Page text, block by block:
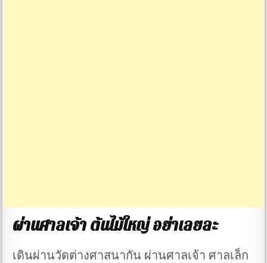
ผ่านศาลเจ้า ต้นไม้ใหญ่ อย่าเลยละ
เดินผ่านวัดต่างศาสนากัน ผ่านศาลเจ้า ศาลเล็ก